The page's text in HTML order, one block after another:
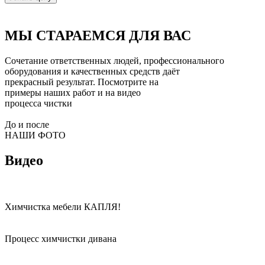
МЫ СТАРАЕМСЯ ДЛЯ ВАС
Сочетание ответственных людей, профессионального
оборудования и качественных средств даёт
прекрасный результат. Посмотрите на
примеры наших работ и на видео
процесса чистки
До и после
НАШИ ФОТО
Видео
Химчистка мебели КАПЛЯ!
Процесс химчистки дивана